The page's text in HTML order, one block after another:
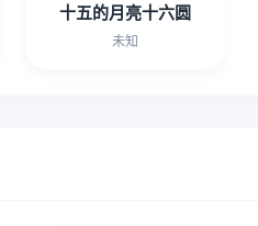
十五的月亮十六圆
未知